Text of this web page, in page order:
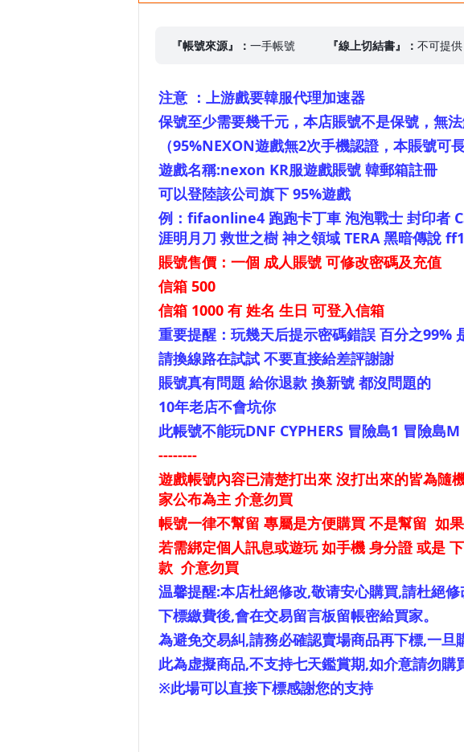
『帳號來源』： 一手帳號 『線上切結書』： 不可提供
注意 ：上游戲要韓服代理加速器
保號至少需要幾千元，本店賬號不是保號，無
（95%NEXON遊戲無2次手機認證，本賬號可
遊戲名稱:nexon KR服遊戲賬號 韓郵箱註冊
可以登陸該公司旗下 95%遊戲
例：fifaonline4 跑跑卡丁車 泡泡戰士 封印者
涯明月刀 救世之樹 神之領域 TERA 黑暗傳說
賬號售價：一個 成人賬號 可修改密碼及充值
信箱 500
信箱 1000 有 姓名 生日 可登入信箱
重要提醒：玩幾天后提示密碼錯誤 百分之99%
請換線路在試試 不要直接給差評謝謝
賬號真有問題 給你退款 換新號 都沒問題的
10年老店不會坑你
此帳號不能玩DNF CYPHERS 冒險島1 冒險島M
--------
遊戲帳號內容已清楚打出來 沒打出來的皆為隨
家公布為主 介意勿買
帳號一律不幫留 專屬是方便購買 不是幫留 如
若需綁定個人訊息或遊玩 如手機 身分證 或是
款 介意勿買
温馨提醒:本店杜絕修改,敬请安心購買,請杜絕
下標繳費後,會在交易留言板留帳密給買家。
為避免交易糾,請務必確認賣場商品再下標,一
此為虚擬商品,不支持七天鑑賞期,如介意請勿購
※此場可以直接下標感謝您的支持